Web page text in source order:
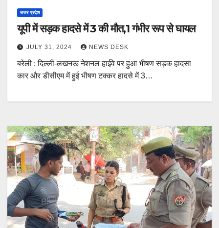
उत्तर प्रदेश
यूपी में सड़क हादसे में 3 की मौत,1 गंभीर रूप से घायल
JULY 31, 2024 NEWS DESK
बरेली : दिल्ली-लखनऊ नेशनल हाईवे पर हुआ भीषण सड़क हादसा
कार और डीसीएम में हुई भीषण टक्कर हादसे में 3…